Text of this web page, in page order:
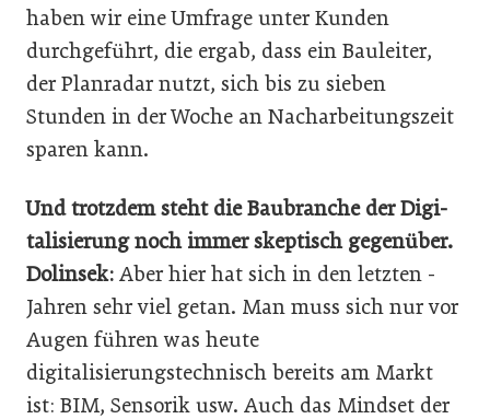
haben wir eine Umfrage unter Kunden
durchgeführt, die ergab, dass ein Bauleiter,
der Planradar nutzt, sich bis zu sieben
Stunden in der Woche an Nacharbeitungszeit
sparen kann.
Und trotzdem steht die Baubranche der Digi­
ta­lisierung noch immer skeptisch gegenüber.
Dolinsek: Aber hier hat sich in den letzten ­
Jahren sehr viel getan. Man muss sich nur vor
Augen ­führen was heute
digitalisierungstechnisch bereits am Markt
ist: BIM, Sensorik usw. Auch das Mindset der